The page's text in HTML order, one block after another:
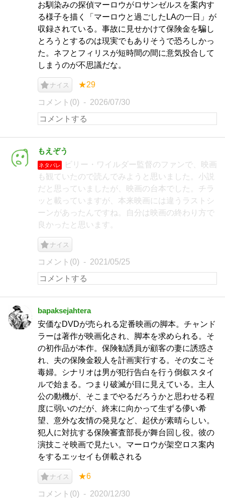
お馴染みの探偵マーロウがロサンゼルスを案内す
る様子を描く「マーロウと過ごしたLAの一日」が
収録されている。事故に見せかけて保険金を騙し
とろうとするのは現実でもありそうで恐ろしかっ
た。ネフとフィリスが短時間の間に意気投合して
しまうのが不思議だな。
ナイス ★29
コメント(0) 2026/07/30
もえぞう
ネタバレ
ビリー・ワイルダー監督のファンで、映画
も観ていたので読んでみようと思いました。小説
だと思っていましたが、映画の台本でした。チラ
ッと載っていますが、本来映画には違うラストシ
ーンがあったんですね。自分は映画の終わり方で
良かったと思います。
ナイス
コメント(0) 2021/05/25
bapaksejahtera
安価なDVDが売られる定番映画の脚本。チャンド
ラーは著作が映画化され、脚本を求められる。そ
の初作品が本作。保険勧誘員が顧客の妻に誘惑さ
れ、夫の保険金殺人を計画実行する。その女こそ
毒婦。シナリオは男が犯行告白を行う倒叙スタイ
ルで始まる。つまり破滅が目に見えている。主人
公の動機が、そこまでやるだろうかと思わせる程
度に弱いのだが、終末に向かって生ずる儚い希
望、意外な友情の発見など、起伏が素晴らしい。
犯人に対抗する保険審査部長が舞台回し役。彼の
演技こそ映画で見たい。マーロウが架空ロス案内
をするエッセイも併載される
ナイス ★6
コメント(0) 2020/12/30